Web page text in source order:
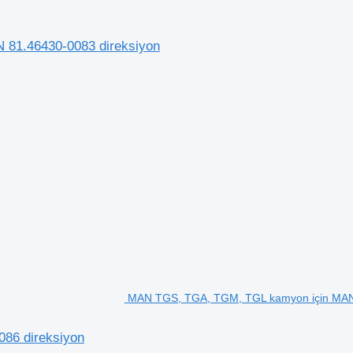
81.46430-0083 direksiyon
MAN TGS, TGA, TGM, TGL kamyon için
direksiyon